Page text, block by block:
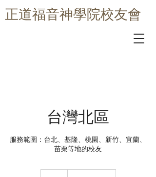
​正道福音神學院校友會
台灣北區
服務範圍：台北、基隆、桃園、新竹、宜蘭、
苗栗等地的校友